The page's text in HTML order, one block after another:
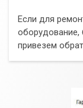
Если для
оборудование,
привезем